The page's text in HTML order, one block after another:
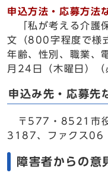
申込方法・応募方法
「私が考える介護
文（800字程度で様
年齢、性別、職業、
月24日（木曜日）（
申込み先・応募
〒577・8521市
3187、ファクス
障害者からの